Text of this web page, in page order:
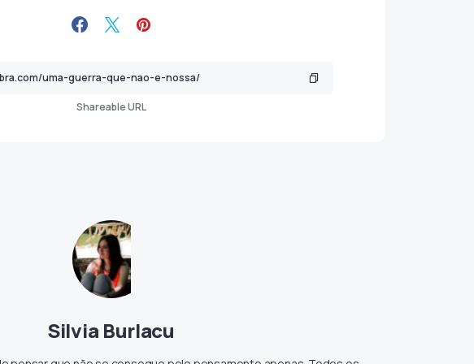
Shareable URL
Silvia Burlacu